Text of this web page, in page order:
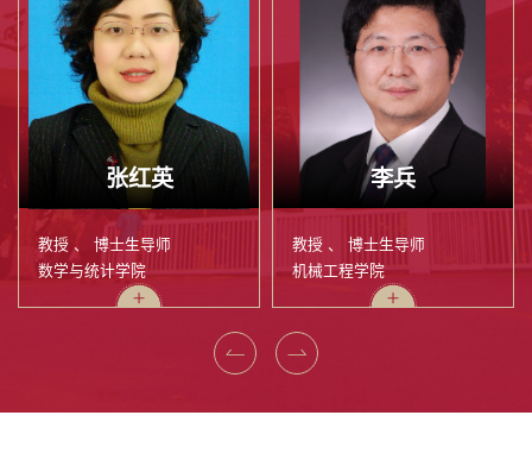
张红英
教授 、 博士生导师
数学与统计学院
李兵
教授 、 博士生导师
机械工程学院